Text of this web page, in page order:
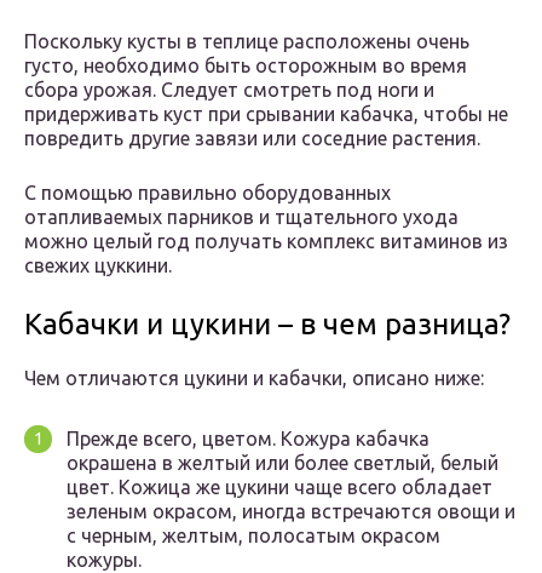
Поскольку кусты в теплице расположены очень
густо, необходимо быть осторожным во время
сбора урожая. Следует смотреть под ноги и
придерживать куст при срывании кабачка, чтобы не
повредить другие завязи или соседние растения.
С помощью правильно оборудованных
отапливаемых парников и тщательного ухода
можно целый год получать комплекс витаминов из
свежих цуккини.
Кабачки и цукини – в чем разница?
Чем отличаются цукини и кабачки, описано ниже:
Прежде всего, цветом. Кожура кабачка
окрашена в желтый или более светлый, белый
цвет. Кожица же цукини чаще всего обладает
зеленым окрасом, иногда встречаются овощи и
с черным, желтым, полосатым окрасом
кожуры.